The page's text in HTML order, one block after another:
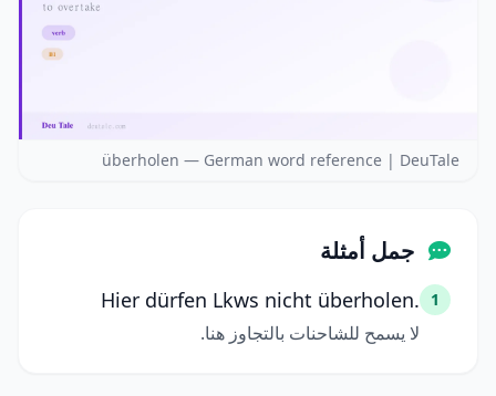
überholen — German word reference | DeuTale
جمل أمثلة
1
Hier dürfen Lkws nicht überholen.
لا يسمح للشاحنات بالتجاوز هنا.